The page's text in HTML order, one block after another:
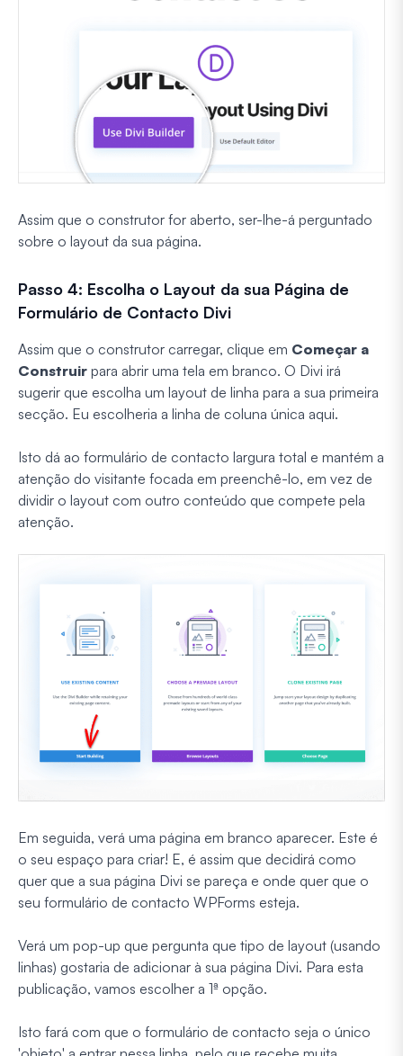
Assim que o construtor for aberto, ser-lhe-á perguntado
sobre o layout da sua página.
Passo 4: Escolha o Layout da sua Página de
Formulário de Contacto Divi
Assim que o construtor carregar, clique em Começar a
Construir para abrir uma tela em branco. O Divi irá
sugerir que escolha um layout de linha para a sua primeira
secção. Eu escolheria a linha de coluna única aqui.
Isto dá ao formulário de contacto largura total e mantém a
atenção do visitante focada em preenchê-lo, em vez de
dividir o layout com outro conteúdo que compete pela
atenção.
Em seguida, verá uma página em branco aparecer. Este é
o seu espaço para criar! E, é assim que decidirá como
quer que a sua página Divi se pareça e onde quer que o
seu formulário de contacto WPForms esteja.
Verá um pop-up que pergunta que tipo de layout (usando
linhas) gostaria de adicionar à sua página Divi. Para esta
publicação, vamos escolher a 1ª opção.
Isto fará com que o formulário de contacto seja o único